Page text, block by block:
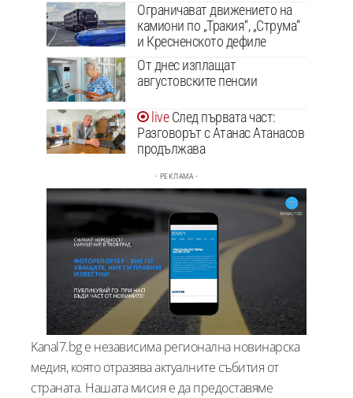
Ограничават движението на
камиони по „Тракия“, „Струма“
и Кресненското дефиле
От днес изплащат
августовските пенсии
След първата част:
Разговорът с Атанас Атанасов
продължава
- РЕКЛАМА -
Kanal7.bg е независима регионална новинарска
медия, която отразява актуалните събития от
страната. Нашата мисия е да предоставяме